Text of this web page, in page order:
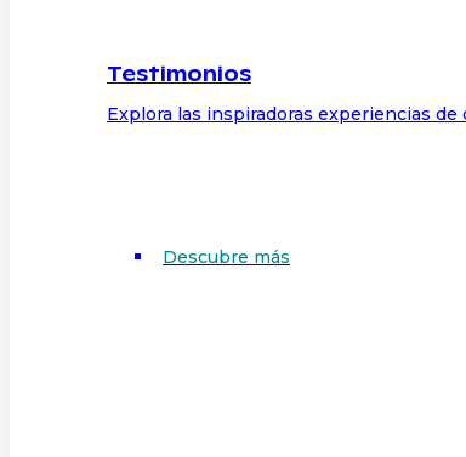
Testimonios
Explora las inspiradoras experiencias
Descubre más